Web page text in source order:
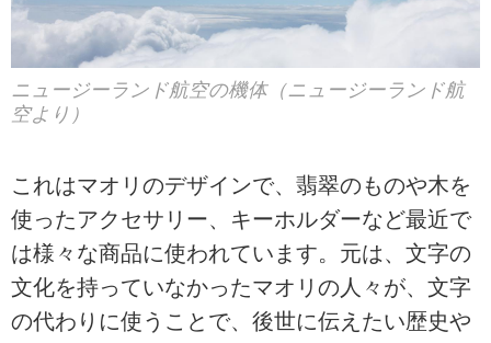
ニュージーランド航空の機体（ニュージーランド航
空より）
これはマオリのデザインで、翡翠のものや木を
使ったアクセサリー、キーホルダーなど最近で
は様々な商品に使われています。元は、文字の
文化を持っていなかったマオリの人々が、文字
の代わりに使うことで、後世に伝えたい歴史や